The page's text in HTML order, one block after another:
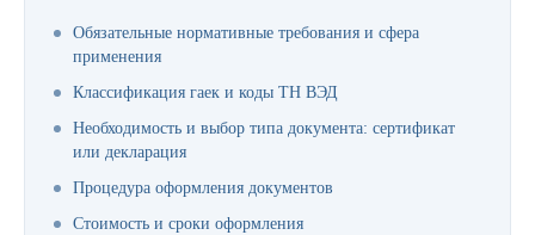
Обязательные нормативные требования и сфера
применения
Классификация гаек и коды ТН ВЭД
Необходимость и выбор типа документа: сертификат
или декларация
Процедура оформления документов
Стоимость и сроки оформления